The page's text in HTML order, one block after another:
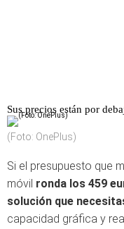
Sus precios están por
(Foto: OnePlus)
Si el presupuesto que
móvil ronda los 459
solución que
capacidad gráfica y